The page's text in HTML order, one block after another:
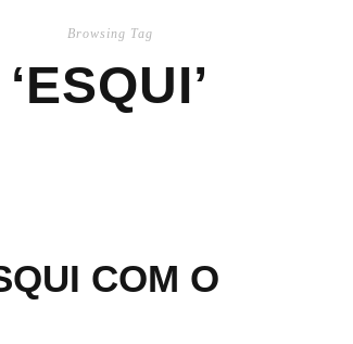
Browsing Tag
‘ESQUI’
COM O